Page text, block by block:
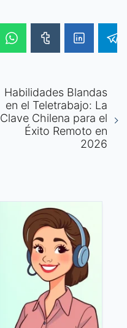
Habilidades Blandas
en el Teletrabajo: La
Clave Chilena para el
Éxito Remoto en
2026